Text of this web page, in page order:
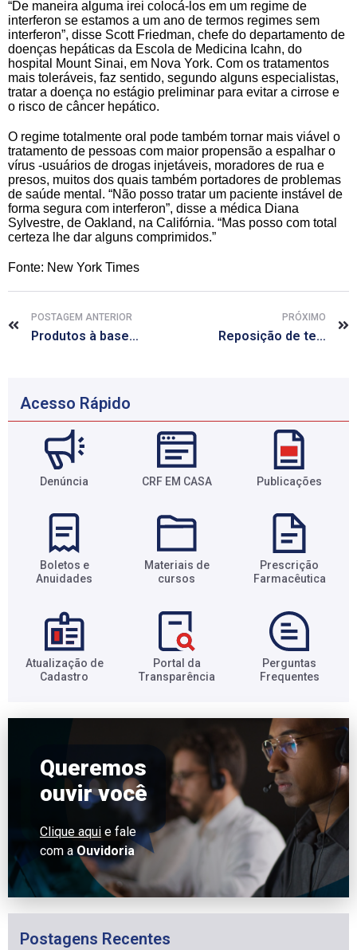
“De maneira alguma irei colocá-los em um regime de
interferon se estamos a um ano de termos regimes sem
interferon”, disse Scott Friedman, chefe do departamento de
doenças hepáticas da Escola de Medicina Icahn, do
hospital Mount Sinai, em Nova York. Com os tratamentos
mais toleráveis, faz sentido, segundo alguns especialistas,
tratar a doença no estágio preliminar para evitar a cirrose e
o risco de câncer hepático.
O regime totalmente oral pode também tornar mais viável o
tratamento de pessoas com maior propensão a espalhar o
vírus -usuários de drogas injetáveis, moradores de rua e
presos, muitos dos quais também portadores de problemas
de saúde mental. “Não posso tratar um paciente instável de
forma segura com interferon”, disse a médica Diana
Sylvestre, de Oakland, na Califórnia. “Mas posso com total
certeza lhe dar alguns comprimidos.”
Fonte: New York Times
POSTAGEM ANTERIOR
Produtos à base de plantas nem sempre são o que prometem
PRÓXIMO
Reposição de testosterona em forma de desodorante chega ao país
Acesso Rápido
Denúncia CRF EM CASA Publicações
Boletos e
Anuidades​
Materiais de
cursos​
Prescrição
Farmacêutica​
Atualização de
Cadastro​
Portal da
Transparência​
Perguntas
Frequentes​
Queremos
ouvir você
Clique aqui e fale
com a Ouvidoria
Postagens Recentes